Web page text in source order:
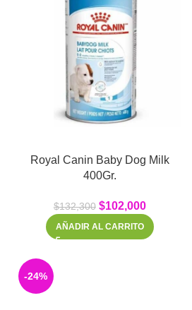
Royal Canin Baby Dog Milk
400Gr.
$132,300 $102,000
AÑADIR AL CARRITO
-24%